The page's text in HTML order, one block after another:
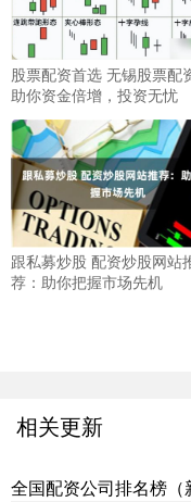
股票配资首选 无锡股票配
助你资金倍增，投资无忧
跟私募炒股 配资炒股网站
荐：助你把握市场先机
相关更新
全国配资公司排名榜（